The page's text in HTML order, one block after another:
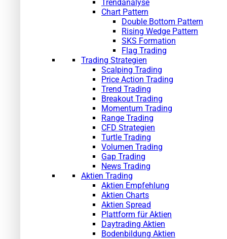
Trendanalyse
Chart Pattern
Double Bottom Pattern
Rising Wedge Pattern
SKS Formation
Flag Trading
Trading Strategien
Scalping Trading
Price Action Trading
Trend Trading
Breakout Trading
Momentum Trading
Range Trading
CFD Strategien
Turtle Trading
Volumen Trading
Gap Trading
News Trading
Aktien Trading
Aktien Empfehlung
Aktien Charts
Aktien Spread
Plattform für Aktien
Daytrading Aktien
Bodenbildung Aktien